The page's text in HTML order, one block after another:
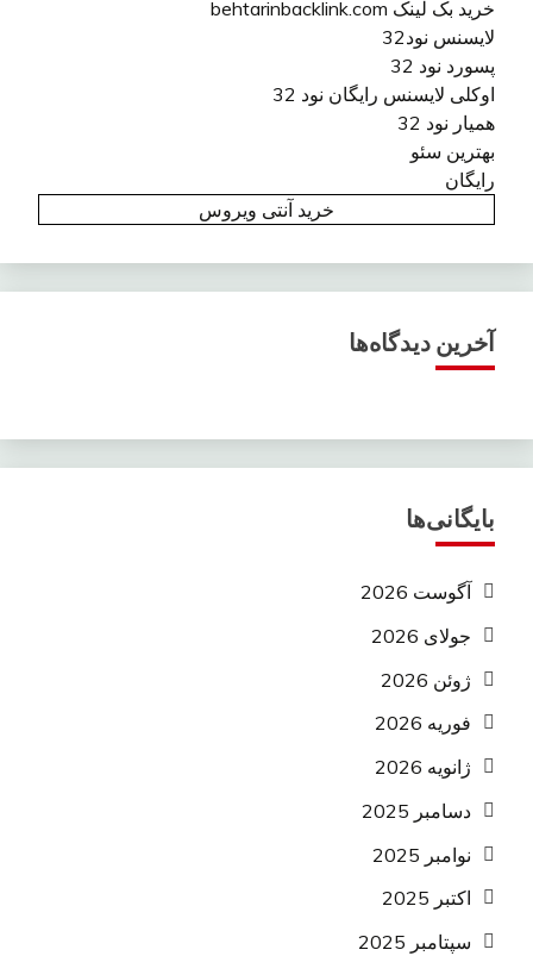
خرید بک لینک behtarinbacklink.com
لایسنس نود32
پسورد نود 32
اوکلی لایسنس رایگان نود 32
همیار نود 32
بهترین سئو
رایگان
خرید آنتی ویروس
آخرین دیدگاه‌ها
بایگانی‌ها
آگوست 2026
جولای 2026
ژوئن 2026
فوریه 2026
ژانویه 2026
دسامبر 2025
نوامبر 2025
اکتبر 2025
سپتامبر 2025